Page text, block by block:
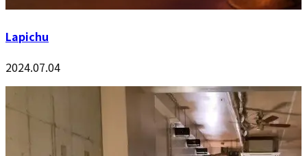
Lapichu
2024.07.04